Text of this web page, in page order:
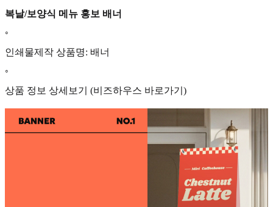
복날/보양식 메뉴 홍보 배너
◦
인쇄물제작 상품명: 배너
◦
상품 정보 상세보기 (비즈하우스 바로가기)